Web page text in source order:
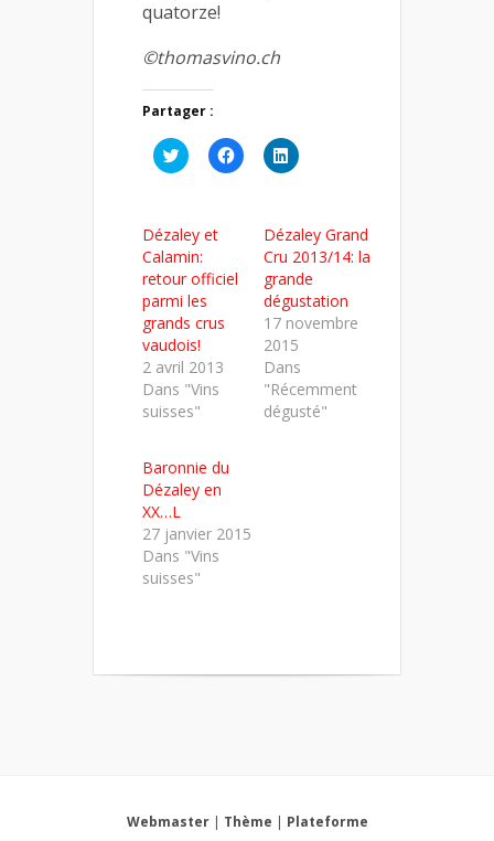
quatorze!
©thomasvino.ch
Partager :
Cliquez
pour
dans
une
nouvelle
fenêtre)
Cliquez
pour
nouvelle
fenêtre)
Cliquez
pour
dans
une
nouvelle
fenêtre)
Dézaley et
Calamin:
retour officiel
parmi les
grands crus
vaudois!
2 avril 2013
Dans "Vins
suisses"
Dézaley Grand
Cru 2013/14: la
grande
dégustation
17 novembre
2015
Dans
"Récemment
dégusté"
Baronnie du
Dézaley en
XX…L
27 janvier 2015
Dans "Vins
suisses"
Webmaster| Thème | Plateforme